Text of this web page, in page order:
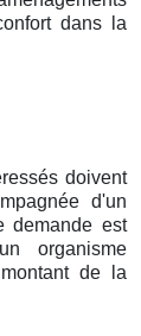
dans la
doivent
d'un
demande est
organisme
de la